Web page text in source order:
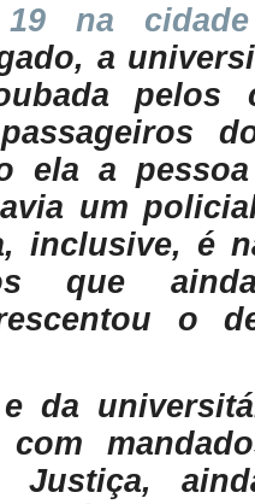
na cidade
a
pelos
ela a
um
inclusive, é
que
o
da
com
Justiça,